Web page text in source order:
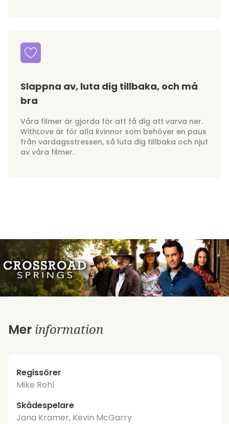
Slappna av, luta dig tillbaka, och må
bra
Våra filmer är gjorda för att få dig att varva ner.
WithLove är för alla kvinnor som behöver en paus
från vardagsstressen, så luta dig tillbaka och njut
av våra filmer.
Mer information
Regissörer
Mike Rohl
Skådespelare
Jana Kramer, Kevin McGarry